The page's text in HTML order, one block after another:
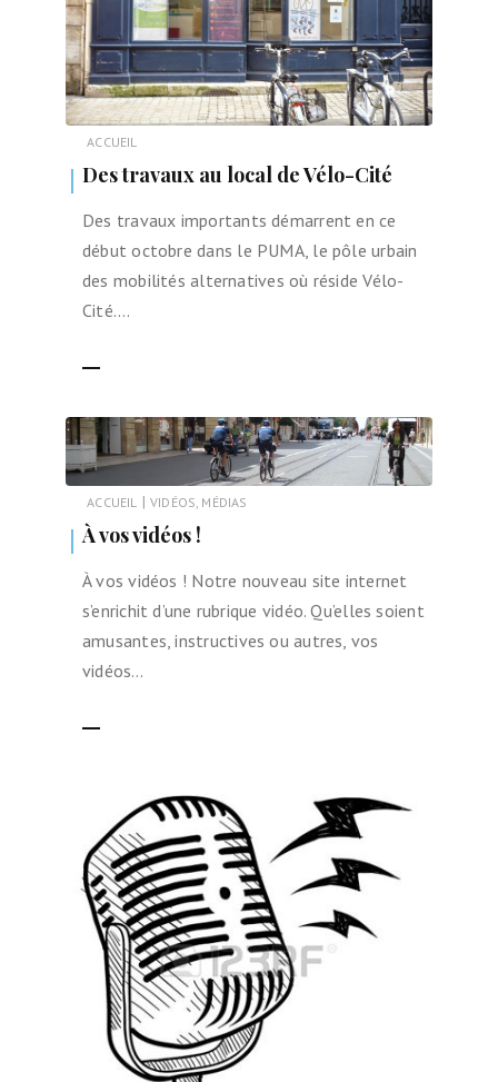
ACCUEIL
Des travaux au local de Vélo-Cité
Des travaux importants démarrent en ce
début octobre dans le PUMA, le pôle urbain
des mobilités alternatives où réside Vélo-
Cité….
ACCUEIL | VIDÉOS, MÉDIAS
À vos vidéos !
À vos vidéos ! Notre nouveau site internet
s’enrichit d’une rubrique vidéo. Qu’elles soient
amusantes, instructives ou autres, vos
vidéos…